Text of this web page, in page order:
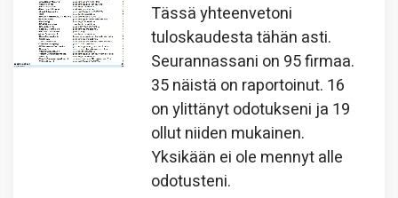
Tässä yhteenvetoni
tuloskaudesta tähän asti.
Seurannassani on 95 firmaa.
35 näistä on raportoinut. 16
on ylittänyt odotukseni ja 19
ollut niiden mukainen.
Yksikään ei ole mennyt alle
odotusteni.